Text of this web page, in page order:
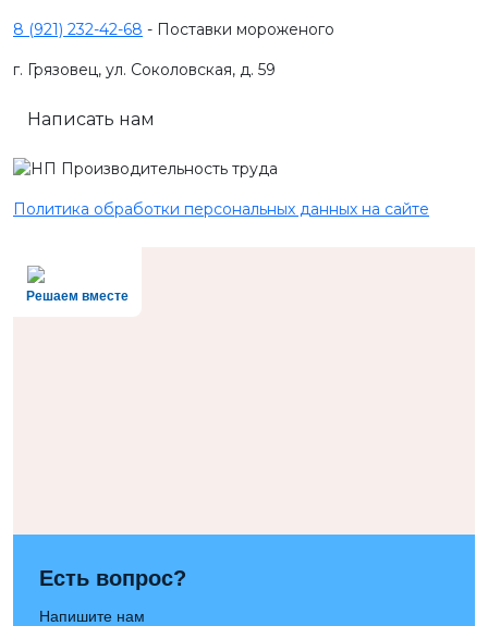
8 (921) 232-42-68 - Поставки мороженого
г. Грязовец, ул. Соколовская, д. 59
Написать нам
Политика обработки персональных данных на сайте
Решаем вместе
Есть вопрос?
Напишите нам